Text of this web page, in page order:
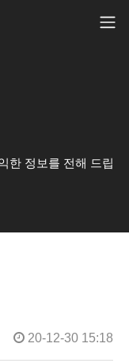
한 정보를 전해 드립
20-12-30 15:18